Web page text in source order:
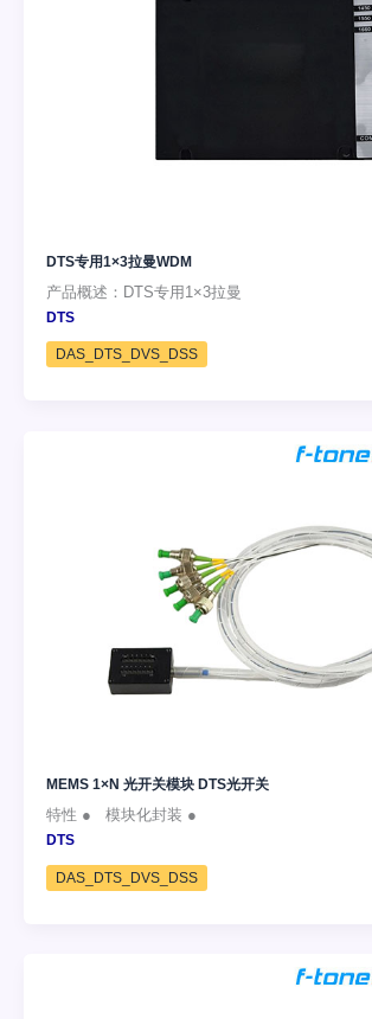
DTS专用1×3拉曼WDM
产品概述：DTS专用1×3拉曼
DTS
DAS_DTS_DVS_DSS
MEMS 1×N 光开关模块 DTS光开关
特性 ● 模块化封装 ●
DTS
DAS_DTS_DVS_DSS